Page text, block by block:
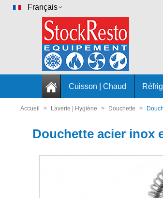
Français
Cuisson | Chaud
Accueil > Laverie | Hygiène > Douchette >
Douchette acier inox